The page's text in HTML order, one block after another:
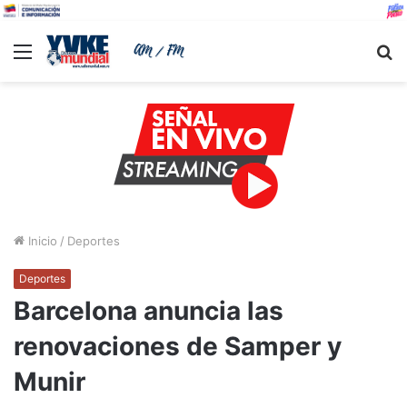
Menu
Inicio / Deportes
Deportes
Barcelona anuncia las
renovaciones de Samper y
Munir